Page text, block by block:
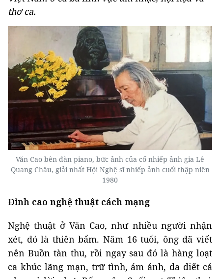
thơ ca.
Văn Cao bên đàn piano, bức ảnh của cố nhiếp ảnh gia Lê
Quang Châu, giải nhất Hội Nghệ sĩ nhiếp ảnh cuối thập niên
1980
Đỉnh cao nghệ thuật cách mạng
Nghệ thuật ở Văn Cao, như nhiều người nhận
xét, đó là thiên bẩm. Năm 16 tuổi, ông đã viết
nên Buồn tàn thu, rồi ngay sau đó là hàng loạt
ca khúc lãng mạn, trữ tình, ám ảnh, da diết cả